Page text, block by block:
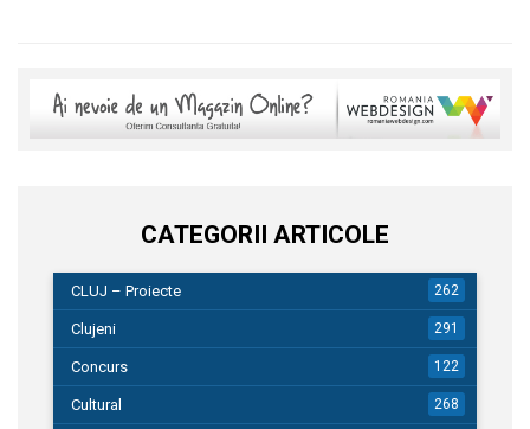
CATEGORII ARTICOLE
CLUJ – Proiecte 262
Clujeni 291
Concurs 122
Cultural 268